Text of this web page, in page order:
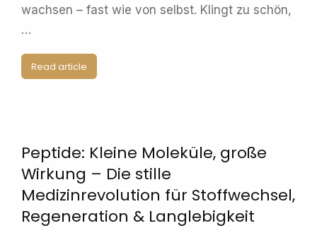
wachsen – fast wie von selbst. Klingt zu schön,
…
Read article
Peptide: Kleine Moleküle, große
Wirkung – Die stille
Medizinrevolution für Stoffwechsel,
Regeneration & Langlebigkeit